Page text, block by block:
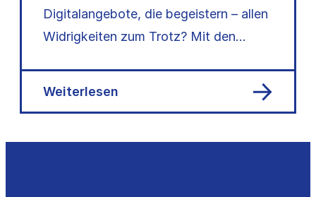
Digitalangebote, die begeistern – allen
Widrigkeiten zum Trotz? Mit den
Weiterlesen